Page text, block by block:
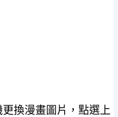
換漫畫圖片，點選上